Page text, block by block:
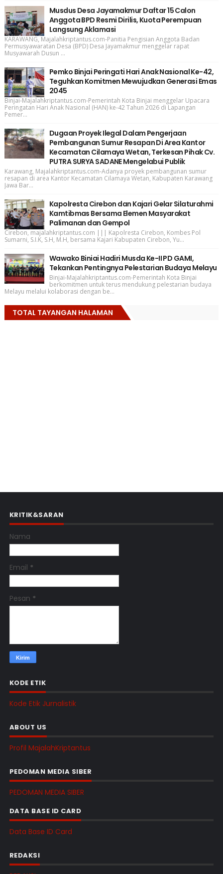
Musdus Desa Jayamakmur Daftar 15 Calon
Anggota BPD Resmi Dirilis, Kuota Perempuan
Langsung Aklamasi
KARAWANG, Majalahkriptantus.com-Panitia Pengisian Anggota Badan
Permusyawaratan Desa (BPD) Desa Jayamakmur menggelar rapat
Musyawarah Dusun ...
Pemko Binjai Peringati Hari Anak Nasional Ke-42,
Teguhkan Komitmen Mewujudkan Generasi Emas
2045
Binjai-Majalahkriptantus.com-Pemerintah Kota Binjai menggelar Upacara
Peringatan Hari Anak Nasional (HAN) ke-42 Tahun 2026 di Lapangan
Pemer...
Dugaan Proyek Ilegal Dalam Pengerjaan
Pembangunan Sumur Resapan Di Area Kantor
Kecamatan Cilamaya Wetan, Terkesan Pihak Cv.
PUTRA SURYA SADANE Mengelabui Publik
Karawang, Majalahkriptantus.com-Adanya proyek pembangunan sumur
resapan di area Kantor Kecamatan Cilamaya Wetan, Kabupaten Karawang
Jawa Bar...
Kapolresta Cirebon dan Kajari Gelar Silaturahmi
Kamtibmas Bersama Elemen Masyarakat
Palimanan dan Gempol
Cirebon, majalahkriptantus.com ||| Kapolresta Cirebon, Kombes Pol
Sumarni, S.I.K, S.H, M.H, bersama Kajari Kabupaten Cirebon, Yu...
Wawako Biniai Hadiri Musda Ke-II PD GAMI,
Tekankan Pentingnya Pelestarian Budaya Melayu
Binjai-Majalahkriptantus.com-Pemerintah Kota Binjai
berkomitmen untuk terus mendukung pelestarian budaya
Melayu melalui kolaborasi dengan be...
TOTAL TAYANGAN HALAMAN
KRITIK&SARAN
Nama
Email *
Pesan *
KODE ETIK
Kode Etik Jurnalistik
ABOUT US
Profil MajalahKriptantus
PEDOMAN MEDIA SIBER
PEDOMAN MEDIA SIBER
DATA BASE ID CARD
Data Base ID Card
REDAKSI